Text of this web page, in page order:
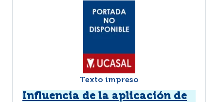
Texto impreso
Influencia de la aplicación de